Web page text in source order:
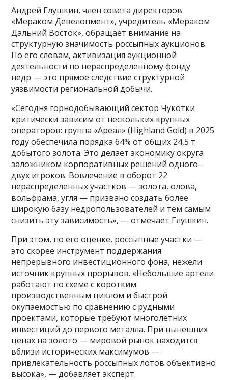
Андрей Глушкин, член совета директоров
«Мераком Девелопмент», учредитель «Мераком
Дальний Восток», обращает внимание на
структурную значимость россыпных аукционов.
По его словам, активизация аукционной
деятельности по нераспределенному фонду
недр — это прямое следствие структурной
уязвимости региональной добычи.
«Сегодня горнодобывающий сектор Чукотки
критически зависим от нескольких крупных
операторов: группа «Ареал» (Highland Gold) в 2025
году обеспечила порядка 64% от общих 24,5 т
добытого золота. Это делает экономику округа
заложником корпоративных решений одного-
двух игроков. Вовлечение в оборот 22
нераспределенных участков — золота, олова,
вольфрама, угля — призвано создать более
широкую базу недропользователей и тем самым
снизить эту зависимость», — отмечает Глушкин.
При этом, по его оценке, россыпные участки —
это скорее инструмент поддержания
непрерывного инвестиционного фона, нежели
источник крупных прорывов. «Небольшие артели
работают по схеме с коротким
производственным циклом и быстрой
окупаемостью по сравнению с рудными
проектами, которые требуют многолетних
инвестиций до первого металла. При нынешних
ценах на золото — мировой рынок находится
вблизи исторических максимумов —
привлекательность россыпных лотов объективно
высока», — добавляет эксперт.